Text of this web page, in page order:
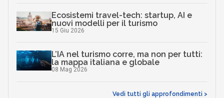
Ecosistemi travel-tech: startup, AI e
nuovi modelli per il turismo
15 Giu 2026
L’IA nel turismo corre, ma non per tutti:
la mappa italiana e globale
08 Mag 2026
Vedi tutti gli approfondimenti >